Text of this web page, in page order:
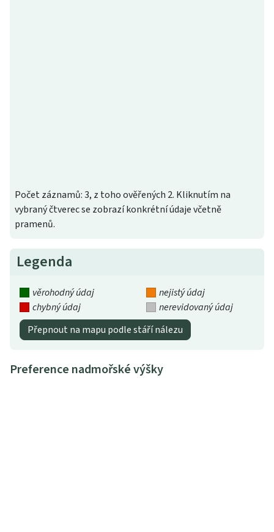
Počet záznamů: 3, z toho ověřených 2. Kliknutím na
vybraný čtverec se zobrazí konkrétní údaje včetně
pramenů.
Legenda
věrohodný údaj
nejistý údaj
chybný údaj
nerevidovaný údaj
Přepnout na mapu podle stáří nálezu
Preference nadmořské výšky